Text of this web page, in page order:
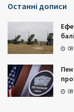
Останні дописи